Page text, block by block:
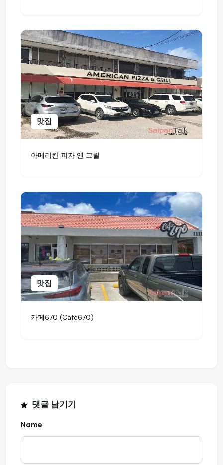
맛집
아메리칸 피자 앤 그릴
맛집
카페670 (Cafe670)
댓글 남기기
Name